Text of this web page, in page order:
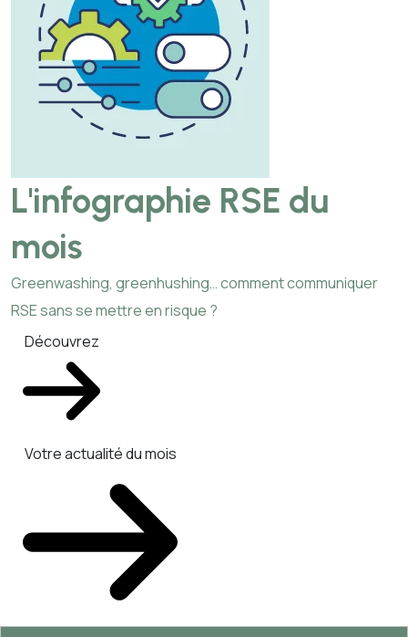
L'infographie RSE du
mois
Greenwashing, greenhushing… comment communiquer
RSE sans se mettre en risque ?
Découvrez
Votre actualité du mois